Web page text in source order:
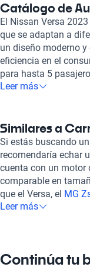
Catálogo de
El Nissan Versa
que se adaptan a
un diseño moderno
eficiencia en el
para hasta 5
avanzado que
como una excelente
auto confiable y
de lujo. Al elegir
que estás
rigurosas
En Kavak, nos
clientes, ofreciendo
compra de tu
Leer más
Similares a
Si estás buscando
recomendaría echar
cuenta con un motor
comparable en
que el Versa, el MG
ofrece un buen
potencia y economía
Leer más
Continúa tu